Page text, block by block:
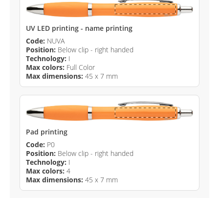
UV LED printing - name printing
Code: NUVA
Position: Below clip - right handed
Technology: I
Max colors: Full Color
Max dimensions: 45 x 7 mm
Pad printing
Code: P0
Position: Below clip - right handed
Technology: I
Max colors: 4
Max dimensions: 45 x 7 mm